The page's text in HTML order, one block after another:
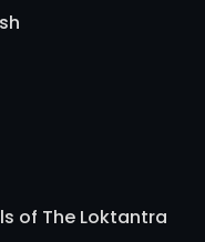
of The Loktantra